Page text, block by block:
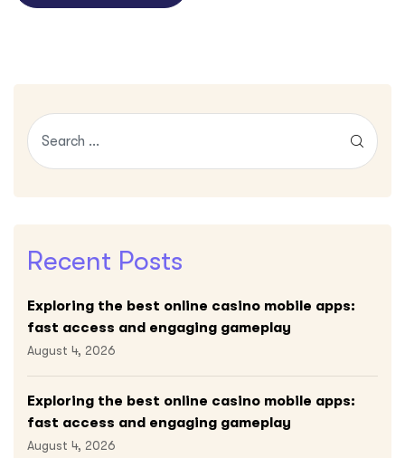
Recent Posts
Exploring the best online casino mobile apps:
fast access and engaging gameplay
August 4, 2026
Exploring the best online casino mobile apps:
fast access and engaging gameplay
August 4, 2026